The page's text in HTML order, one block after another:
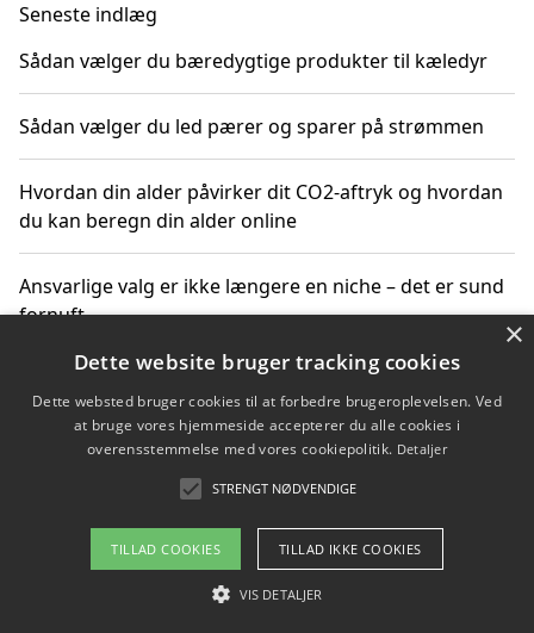
Seneste indlæg
Sådan vælger du bæredygtige produkter til kæledyr
Sådan vælger du led pærer og sparer på strømmen
Hvordan din alder påvirker dit CO2-aftryk og hvordan
du kan beregn din alder online
Ansvarlige valg er ikke længere en niche – det er sund
fornuft
Sådan kan du handle bæredygtigt og bestil med
faktura
Om / kontakt
Blog Betingelser
×
Dette website bruger tracking cookies
Dette websted bruger cookies til at forbedre brugeroplevelsen. Ved
at bruge vores hjemmeside accepterer du alle cookies i
overensstemmelse med vores cookiepolitik. Detaljer
STRENGT NØDVENDIGE
TILLAD COOKIES TILLAD IKKE COOKIES
VIS DETALJER